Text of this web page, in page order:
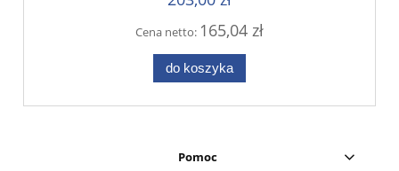
Cena netto: 165,04 zł
do koszyka
Pomoc